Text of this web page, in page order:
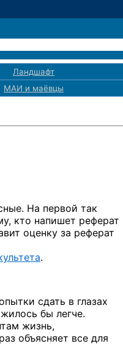
Ландшафт
МАИ и маёвцы
На первой так
кто напишет реферат
оценку за реферат
.
сдать в глазах
бы легче.
жизнь,
объясняет все для